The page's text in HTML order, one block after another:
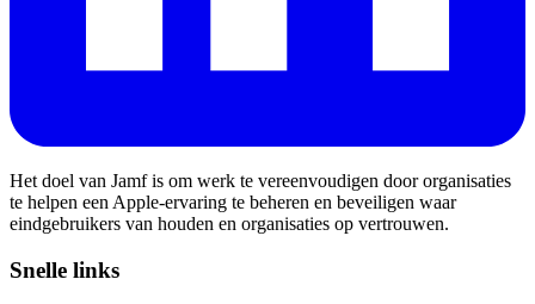
Het doel van Jamf is om werk te vereenvoudigen door organisaties
te helpen een Apple-ervaring te beheren en beveiligen waar
eindgebruikers van houden en organisaties op vertrouwen.
Snelle links